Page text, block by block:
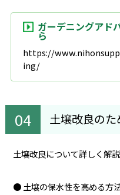
ガーデニングアド
ら
https://
ing/
土壌改良の
土壌改良について詳しく解
● 土壌の保水性を高める方